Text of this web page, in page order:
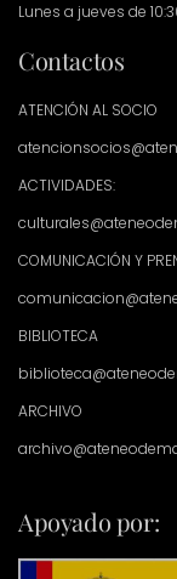
Lunes a jueves de
Contactos
ATENCIÓN AL SOCIO
ACTIVIDADES:
COMUNICACIÓN Y
BIBLIOTECA
ARCHIVO
Apoyado por: